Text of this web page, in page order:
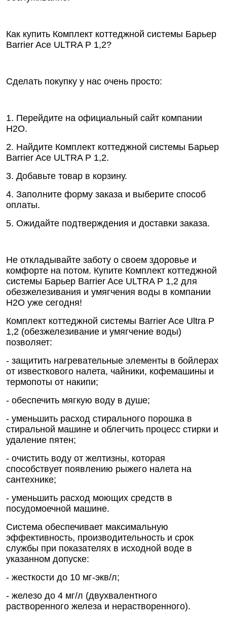
Как купить Комплект коттеджной системы Барьер
Barrier Ace ULTRA P 1,2?
Сделать покупку у нас очень просто:
1. Перейдите на официальный сайт компании
Н2О.
2. Найдите Комплект коттеджной системы Барьер
Barrier Ace ULTRA P 1,2.
3. Добавьте товар в корзину.
4. Заполните форму заказа и выберите способ
оплаты.
5. Ожидайте подтверждения и доставки заказа.
Не откладывайте заботу о своем здоровье и
комфорте на потом. Купите Комплект коттеджной
системы Барьер Barrier Ace ULTRA P 1,2 для
обезжелезивания и умягчения воды в компании
Н2О уже сегодня!
Комплект коттеджной системы Barrier Ace Ultra Р
1,2 (обезжелезивание и умягчение воды)
позволяет:
- защитить нагревательные элементы в бойлерах
от известкового налета, чайники, кофемашины и
термопоты от накипи;
- обеспечить мягкую воду в душе;
- уменьшить расход стирального порошка в
стиральной машине и облегчить процесс стирки и
удаление пятен;
- очистить воду от желтизны, которая
способствует появлению рыжего налета на
сантехнике;
- уменьшить расход моющих средств в
посудомоечной машине.
Система обеспечивает максимальную
эффективность, производительность и срок
службы при показателях в исходной воде в
указанном допуске:
- жесткости до 10 мг-экв/л;
- железо до 4 мг/л (двухвалентного
растворенного железа и нерастворенного).